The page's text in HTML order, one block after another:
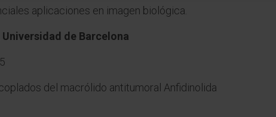
aplicaciones en imagen biológica.
de Barcelona
del macrólido antitumoral Anfidinolida